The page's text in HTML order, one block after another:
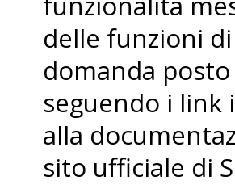
delle funzioni
domanda
seguendo i link
alla
sito ufficiale di